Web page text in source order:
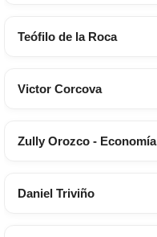
Teófilo de la Roca
Victor Corcova
Zully Orozco - Economía
Daniel Triviño